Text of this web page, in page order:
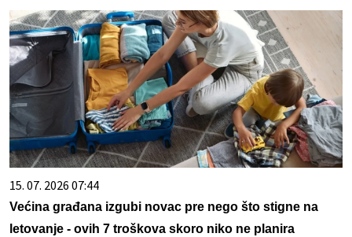
15. 07. 2026 07:44
Većina građana izgubi novac pre nego što stigne na
letovanje - ovih 7 troškova skoro niko ne planira